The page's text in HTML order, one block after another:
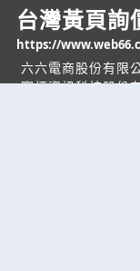
台灣黃頁詢
https://
六六電商股份有限
際標資訊科技股份